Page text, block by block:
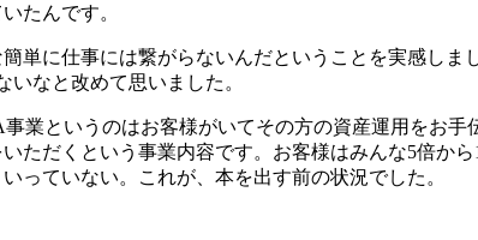
たんです。
単に仕事には繋がらないんだということを実感しま
なと改めて思いました。
業というのはお客様がいてその方の資産運用をお
だくという事業内容です。お客様はみんな5倍か
っていない。これが、本を出す前の状況でした。